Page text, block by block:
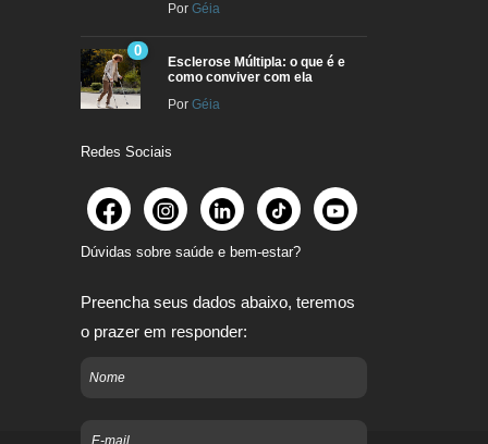
Por Géia
0
Esclerose Múltipla: o que é e
como conviver com ela
Por Géia
Redes Sociais
Dúvidas sobre saúde e bem-estar?
Preencha seus dados abaixo, teremos
o prazer em responder: